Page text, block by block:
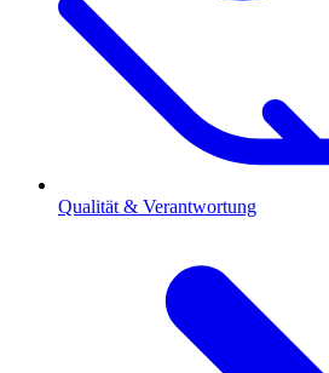
Qualität & Verantwortung